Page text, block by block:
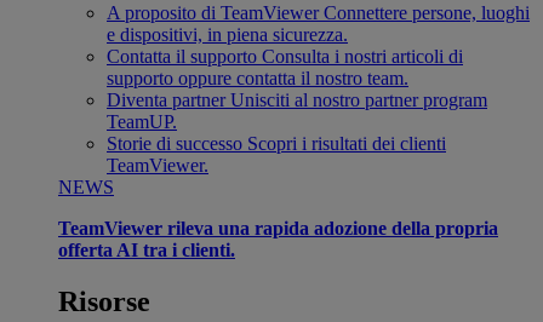
A proposito di TeamViewer Connettere persone, luoghi
e dispositivi, in piena sicurezza.
Contatta il supporto Consulta i nostri articoli di
supporto oppure contatta il nostro team.
Diventa partner Unisciti al nostro partner program
TeamUP.
Storie di successo Scopri i risultati dei clienti
TeamViewer.
NEWS
TeamViewer rileva una rapida adozione della propria
offerta AI tra i clienti.
Risorse